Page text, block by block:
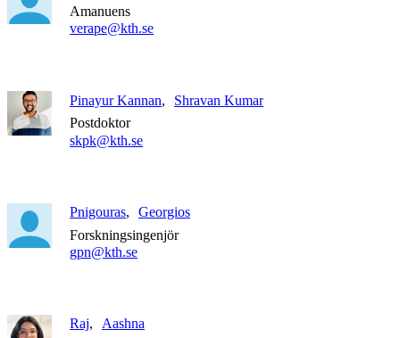
Amanuens
verape@kth.se
Pinayur Kannan
Shravan Kumar
Postdoktor
skpk@kth.se
Pnigouras
Georgios
Forskningsingenjör
gpn@kth.se
Raj
Aashna